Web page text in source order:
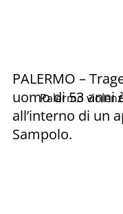
Palermo
PALERMO –
uomo di 53 anni
all’interno di un
Sampolo.